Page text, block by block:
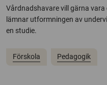
Vårdnadshavare vill gärna
lämnar utformningen av
en studie.
Förskola Pedagogik